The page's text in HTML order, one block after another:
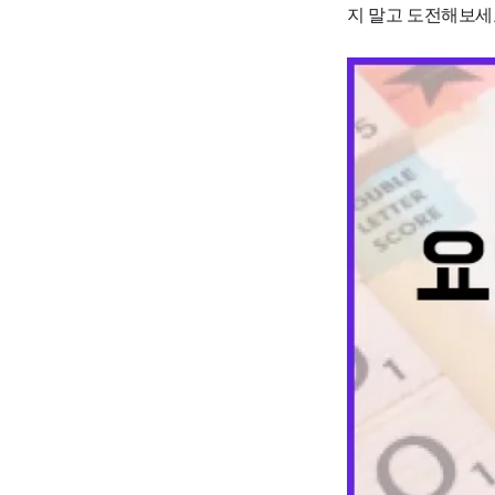
지 말고 도전해보